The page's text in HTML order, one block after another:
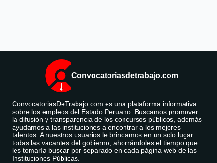
Convocatoriasdetrabajo.com
ConvocatoriasDeTrabajo.com es una plataforma informativa
sobre los empleos del Estado Peruano. Buscamos promover
la difusión y transparencia de los concursos públicos, además
ayudamos a las instituciones a encontrar a los mejores
talentos. A nuestros usuarios le brindamos en un solo lugar
todas las vacantes del gobierno, ahorrándoles el tiempo que
les tomaría buscar por separado en cada página web de las
Instituciones Públicas.